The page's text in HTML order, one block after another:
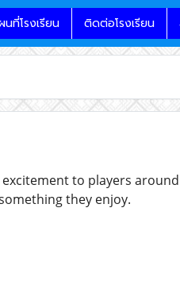
นที่โรงเรียน ติดต่อโรงเรียน
to players
they enjoy.